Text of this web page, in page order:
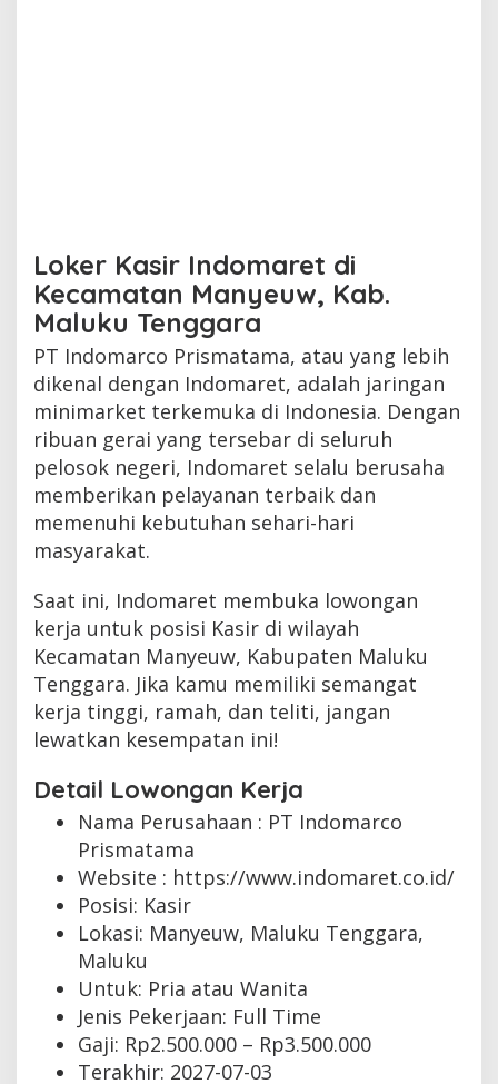
Loker Kasir Indomaret di
Kecamatan Manyeuw, Kab.
Maluku Tenggara
PT Indomarco Prismatama, atau yang lebih
dikenal dengan Indomaret, adalah jaringan
minimarket terkemuka di Indonesia. Dengan
ribuan gerai yang tersebar di seluruh
pelosok negeri, Indomaret selalu berusaha
memberikan pelayanan terbaik dan
memenuhi kebutuhan sehari-hari
masyarakat.
Saat ini, Indomaret membuka lowongan
kerja untuk posisi Kasir di wilayah
Kecamatan Manyeuw, Kabupaten Maluku
Tenggara. Jika kamu memiliki semangat
kerja tinggi, ramah, dan teliti, jangan
lewatkan kesempatan ini!
Detail Lowongan Kerja
Nama Perusahaan : PT Indomarco
Prismatama
Website : https://www.indomaret.co.id/
Posisi: Kasir
Lokasi: Manyeuw, Maluku Tenggara,
Maluku
Untuk: Pria atau Wanita
Jenis Pekerjaan: Full Time
Gaji: Rp2.500.000 – Rp3.500.000
Terakhir: 2027-07-03